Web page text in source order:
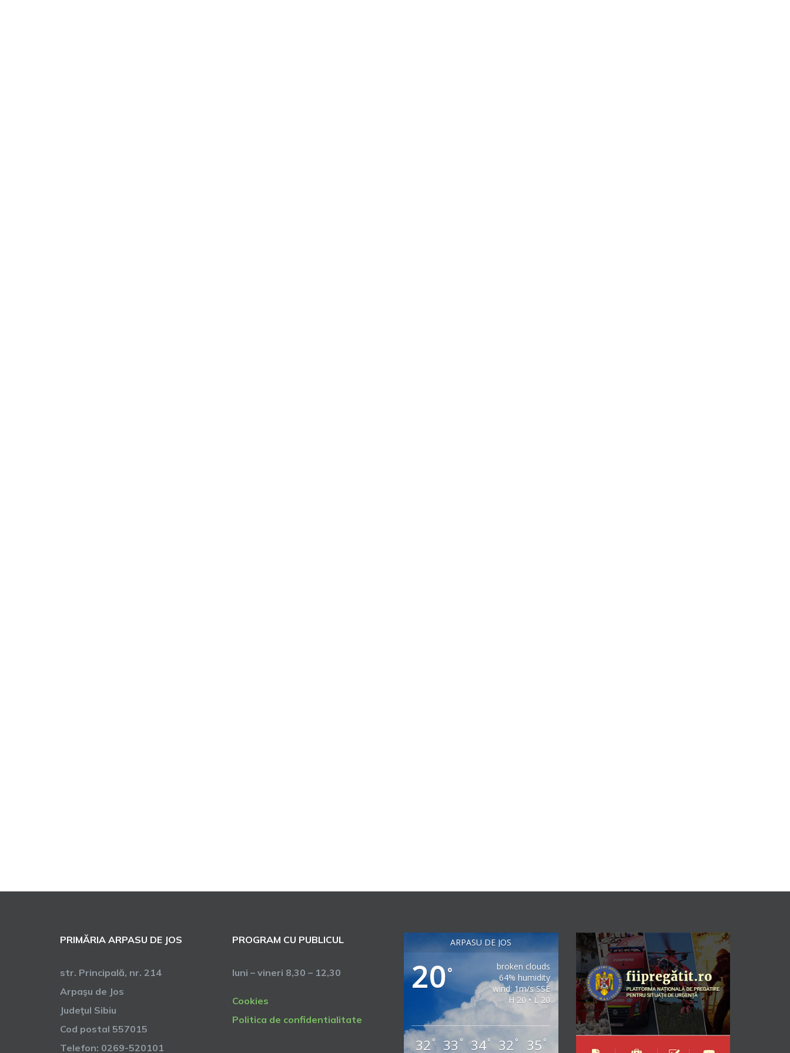
PRIMĂRIA ARPASU DE JOS
str. Principală, nr. 214
Arpaşu de Jos
Judeţul Sibiu
Cod postal 557015
Telefon: 0269-520101
PROGRAM CU PUBLICUL
luni – vineri 8,30 – 12,30
Cookies
Politica de confidentialitate
ARPASU DE JOS
20°
broken clouds
64% humidity
wind: 1m/s SSE
H 20 • L 20
32 ° 33 ° 34° 32 ° 35 °